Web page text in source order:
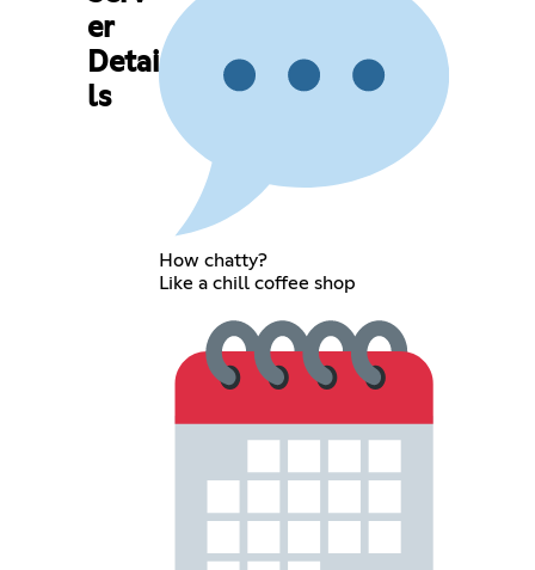
er
Detai
ls
How chatty?
Like a chill coffee shop